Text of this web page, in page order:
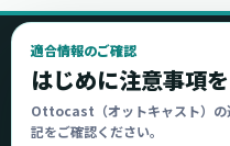
適合情報のご確認
はじめに注意事項
Ottocast（オットキャスト）の
記をご確認ください。
Ottocast
オットキャスト
Ottocast正規販売代理店